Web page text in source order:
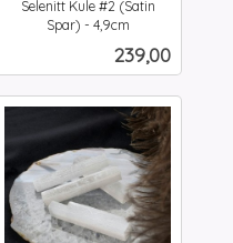
Selenitt Kule #2 (Satin
Spar) - 4,9cm
Pris
239,00